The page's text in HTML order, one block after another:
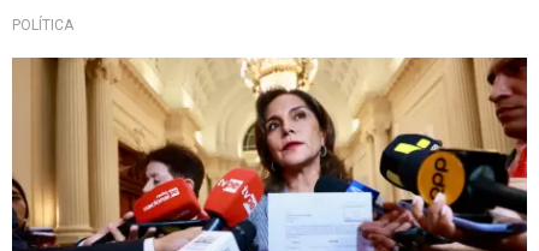
POLÍTICA
Primera nómina presentada